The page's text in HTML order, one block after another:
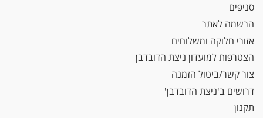
סניפים
הרשמה לאתר
אזורי חלוקה ומשלוחים
הצטרפות למועדון ניצת הדובדבן
צור קשר/ביטול הזמנה
דרושים ב'ניצת הדובדבן'
תקנון